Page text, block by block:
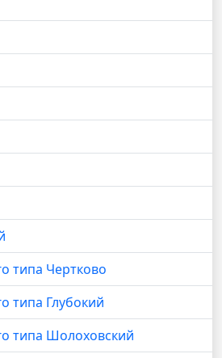
типа Чертково
типа Глубокий
типа Шолоховский